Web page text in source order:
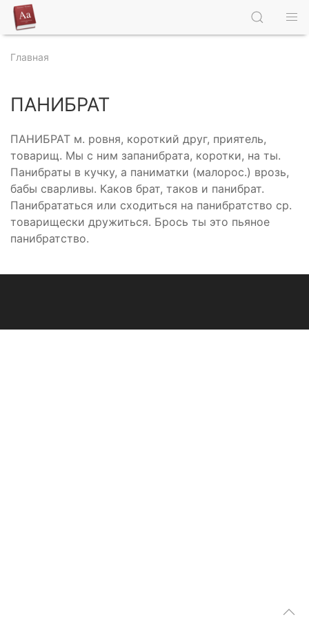
Главная
ПАНИБРАТ
ПАНИБРАТ м. ровня, короткий друг, приятель,
товарищ. Мы с ним запанибрата, коротки, на ты.
Панибраты в кучку, а паниматки (малорос.) врозь,
бабы сварливы. Каков брат, таков и панибрат.
Панибрататься или сходиться на панибратство ср.
товарищески дружиться. Брось ты это пьяное
панибратство.